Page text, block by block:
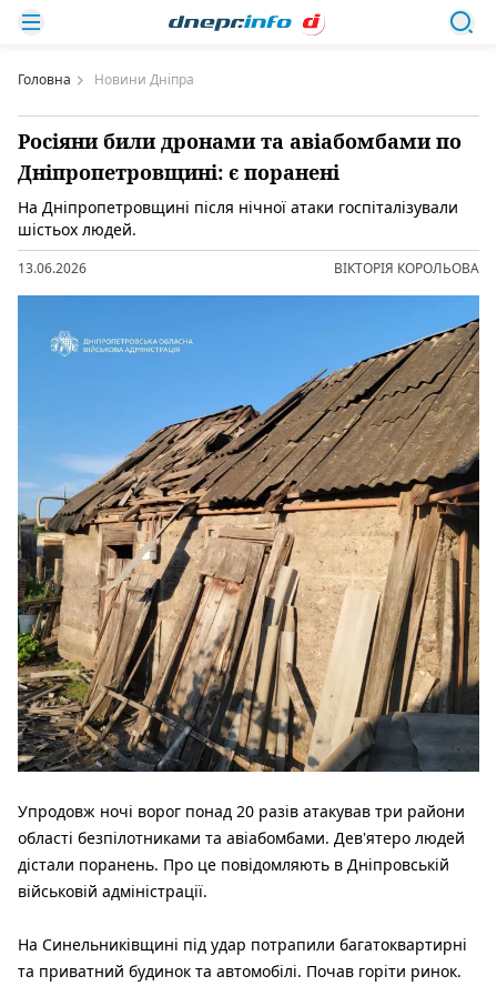
Головна Новини Дніпра
Росіяни били дронами та авіабомбами по
Дніпропетровщині: є поранені
На Дніпропетровщині після нічної атаки госпіталізували
шістьох людей.
13.06.2026 ВІКТОРІЯ КОРОЛЬОВА
Упродовж ночі ворог понад 20 разів атакував три райони
області безпілотниками та авіабомбами. Дев'ятеро людей
дістали поранень. Про це повідомляють в Дніпровській
військовій адміністрації.
На Синельниківщині під удар потрапили багатоквартирні
та приватний будинок та автомобілі. Почав горіти ринок.